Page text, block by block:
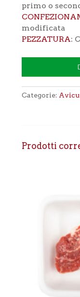
primo o
modificata
PEZZATURA:
Categorie:
Prodotti